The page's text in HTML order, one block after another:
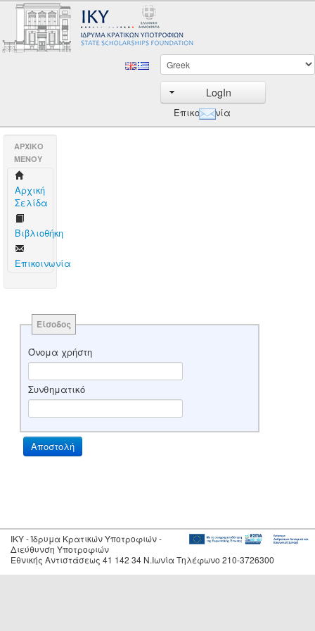
LogIn
Επικοινωνία
AΡΧΙΚΟ
ΜΕΝΟΥ
Aρχική
Σελίδα
Βιβλιοθήκη
Επικοινωνία
Είσοδος
Όνομα χρήστη
Συνθηματικό
IKY - Ίδρυμα Κρατικών Υποτροφιών -
Διεύθυνση Υποτροφιών
Εθνικής Αντιστάσεως 41 142 34 Ν.Ιωνία Τηλέφωνο 210-3726300